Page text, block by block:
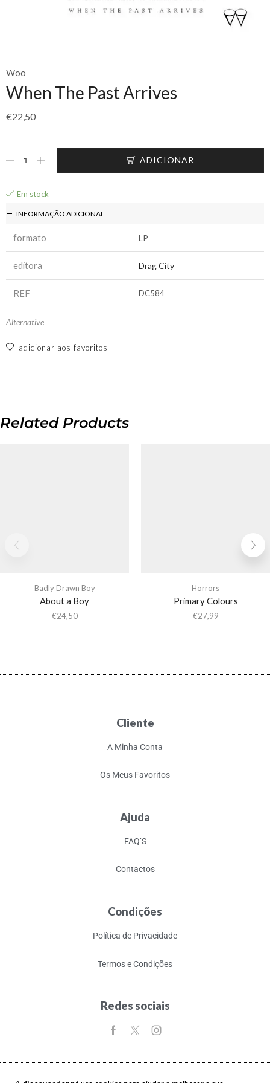
Woo
When The Past Arrives
€22,50
ADICIONAR
Em stock
INFORMAÇÃO ADICIONAL
formato LP
editora Drag City
REF DC584
Alternative
adicionar aos favoritos
Related Products
Badly Drawn Boy
About a Boy
€24,50
Horrors
Primary Colours
€27,99
Cliente
A Minha Conta
Os Meus Favoritos
Ajuda
FAQ’S
Contactos
Condições
Política de Privacidade
Termos e Condições
Redes sociais